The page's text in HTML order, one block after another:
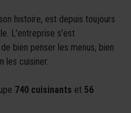
histoire, est depuis toujours
L’entreprise s’est
bien penser les menus, bien
les cuisiner.
740 cuisinants et 56